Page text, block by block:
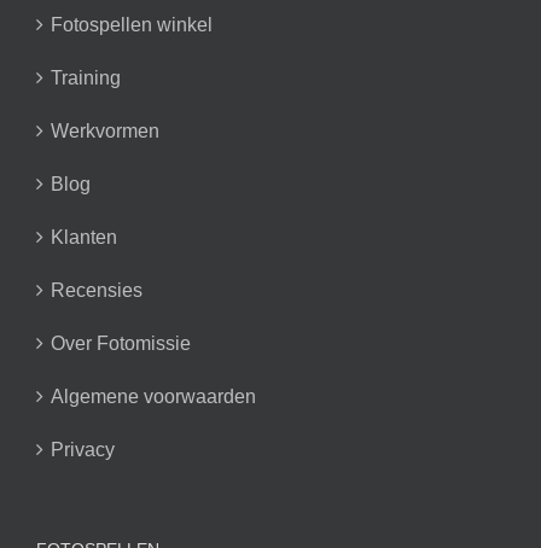
Fotospellen winkel
Training
Werkvormen
Blog
Klanten
Recensies
Over Fotomissie
Algemene voorwaarden
Privacy